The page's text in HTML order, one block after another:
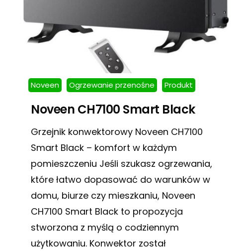
Noveen Ogrzewanie przenośne Produkt
Noveen CH7100 Smart Black
Grzejnik konwektorowy Noveen CH7100
Smart Black – komfort w każdym
pomieszczeniu Jeśli szukasz ogrzewania,
które łatwo dopasować do warunków w
domu, biurze czy mieszkaniu, Noveen
CH7100 Smart Black to propozycja
stworzona z myślą o codziennym
użytkowaniu. Konwektor został